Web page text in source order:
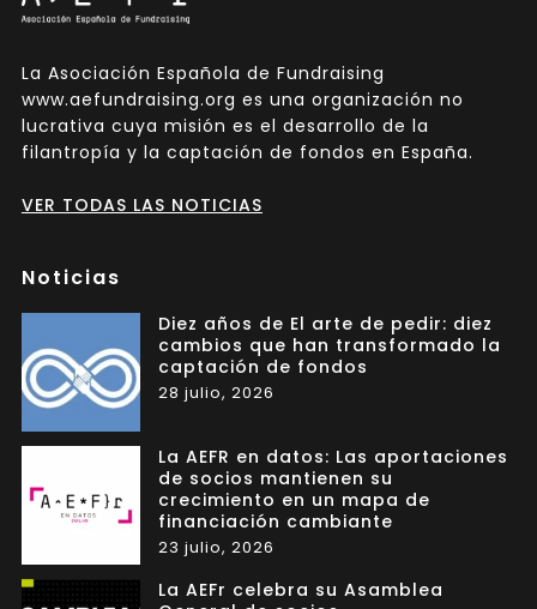
La Asociación Española de Fundraising
www.aefundraising.org es una organización no
lucrativa cuya misión es el desarrollo de la
filantropía y la captación de fondos en España.
VER TODAS LAS NOTICIAS
Noticias
Diez años de El arte de pedir: diez
cambios que han transformado la
captación de fondos
28 julio, 2026
La AEFR en datos: Las aportaciones
de socios mantienen su
crecimiento en un mapa de
financiación cambiante
23 julio, 2026
La AEFr celebra su Asamblea